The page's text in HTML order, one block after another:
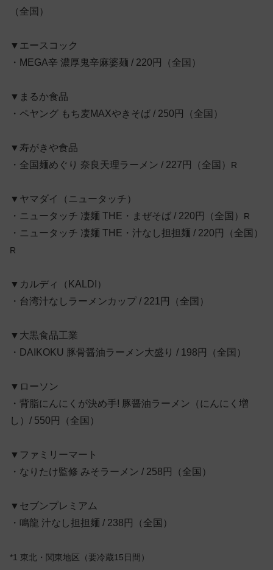
（全国）
▼エースコック
・MEGA辛 濃厚鬼辛麻婆麺 / 220円（全国）
▼まるか食品
・ペヤング もち麦MAXやきそば / 250円（全国）
▼寿がきや食品
・全国麺めぐり 奈良天理ラーメン / 227円（全国） R
▼ヤマダイ（ニュータッチ）
・ニュータッチ 凄麺 THE・まぜそば / 220円（全国） R
・ニュータッチ 凄麺 THE・汁なし担担麺 / 220円（全国）
R
▼カルディ（KALDI）
・台湾汁なしラーメンカップ / 221円（全国）
▼大黒食品工業
・DAIKOKU 豚骨醤油ラーメン大盛り / 198円（全国）
▼ローソン
・背脂にんにくが決め手! 豚醤油ラーメン（にんにく増
し）/ 550円（全国）
▼ファミリーマート
・なりたけ監修 みそラーメン / 258円（全国）
▼セブンプレミアム
・鳴龍 汁なし担担麺 / 238円（全国）
*1 東北・関東地区（要冷蔵15日間）